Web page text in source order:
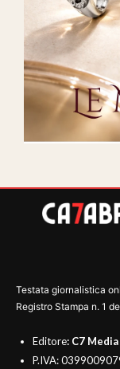
Testata giornalistica
Registro Stampa n. 1
Editore: C7
P.IVA: